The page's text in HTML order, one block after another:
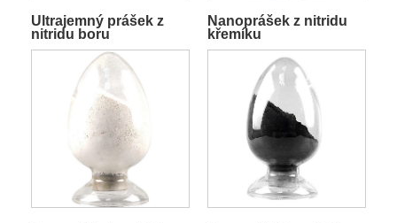
Ultrajemný prášek z
nitridu boru
Nanoprášek z nitridu
křemíku